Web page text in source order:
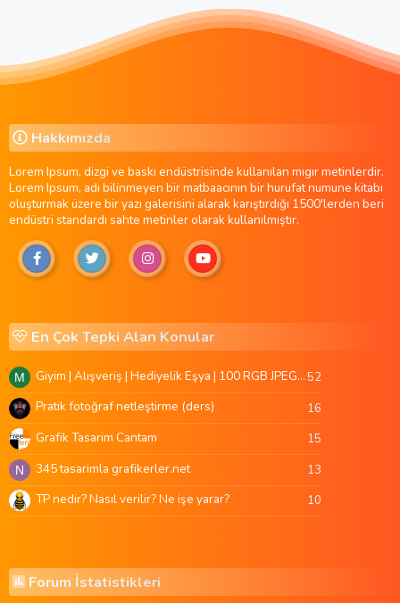
Hakkımızda
Lorem Ipsum, dizgi ve baskı endüstrisinde kullanılan mıgır metinlerdir.
Lorem Ipsum, adı bilinmeyen bir matbaacının bir hurufat numune kitabı
oluşturmak üzere bir yazı galerisini alarak karıştırdığı 1500'lerden beri
endüstri standardı sahte metinler olarak kullanılmıştır.
En Çok Tepki Alan Konular
M Giyim | Alışveriş | Hediyelik Eşya | 100 RGB JPEG Images | 5920x4420 Pixels | 501 MB52
Pratik fotoğraf netleştirme (ders) 16
Grafik Tasarim Cantam 15
N 345 tasarimla grafikerler.net 13
TP nedir? Nasıl verilir? Ne işe yarar? 10
Forum İstatistikleri